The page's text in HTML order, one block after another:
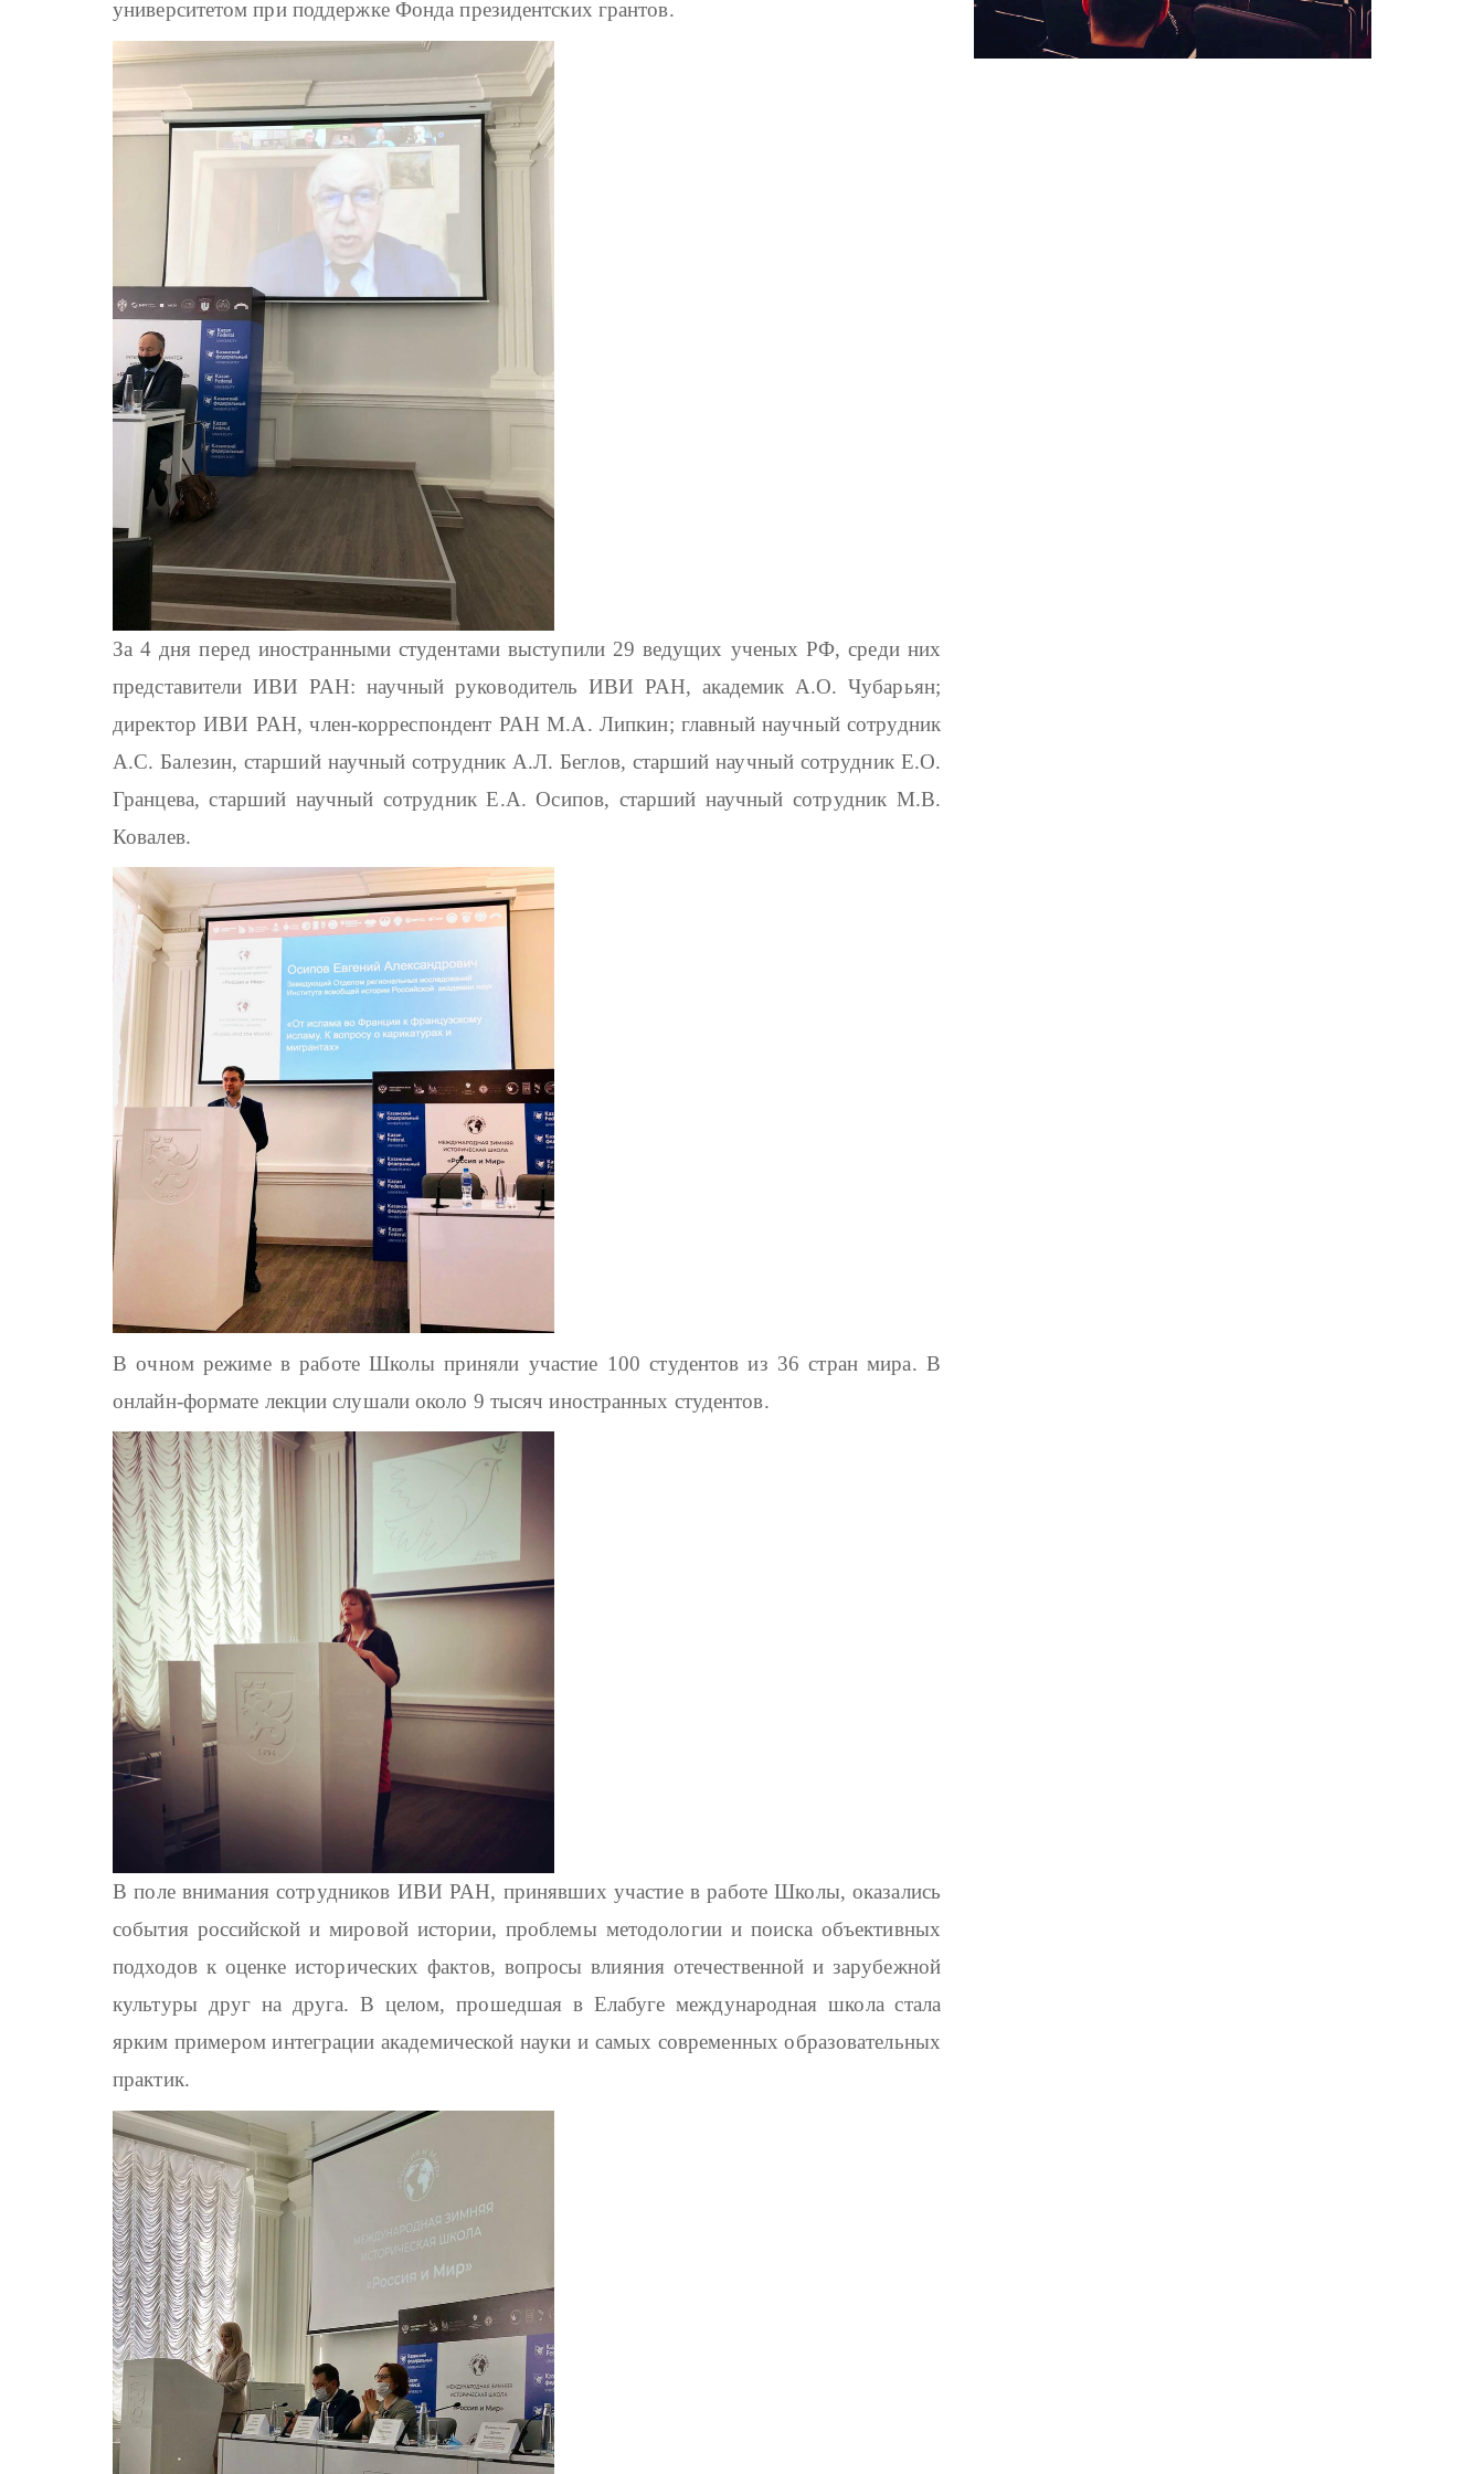
университетом при поддержке Фонда президентских грантов.
За 4 дня перед иностранными студентами выступили 29 ведущих ученых РФ, среди них
представители ИВИ РАН: научный руководитель ИВИ РАН, академик А.О. Чубарьян;
директор ИВИ РАН, член-корреспондент РАН М.А. Липкин; главный научный сотрудник
А.С. Балезин, старший научный сотрудник А.Л. Беглов, старший научный сотрудник Е.О.
Гранцева, старший научный сотрудник Е.А. Осипов, старший научный сотрудник М.В.
Ковалев.
В очном режиме в работе Школы приняли участие 100 студентов из 36 стран мира. В
онлайн-формате лекции слушали около 9 тысяч иностранных студентов.
В поле внимания сотрудников ИВИ РАН, принявших участие в работе Школы, оказались
события российской и мировой истории, проблемы методологии и поиска объективных
подходов к оценке исторических фактов, вопросы влияния отечественной и зарубежной
культуры друг на друга. В целом, прошедшая в Елабуге международная школа стала
ярким примером интеграции академической науки и самых современных образовательных
практик.